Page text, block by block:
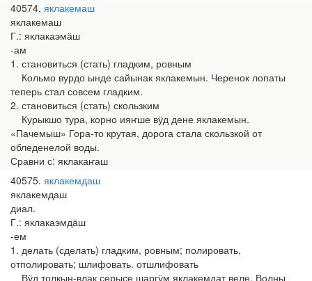
40574 яклакемаш
яклакемаш
Г.: яклакаэмӓш
-ам
1. становиться (стать) гладким, ровным
Кольмо вурдо ынде сайынак яклакемын. Черенок лопаты
теперь стал совсем гладким.
2. становиться (стать) скользким
Курыкшо тура, корно ияҥше вӱд дене яклакемын.
«Пачемыш» Гора-то крутая, дорога стала скользкой от
обледенелой воды.
Сравни с: яклакаҥаш
40575 яклакемдаш
яклакемдаш
диал.
Г.: яклакаэмдӓш
-ем
1. делать (сделать) гладким, ровным; полировать,
отполировать; шлифовать. отшлифовать
Вӱд толкын-влак серысе шаргӱм яклакемдат веле. Волны